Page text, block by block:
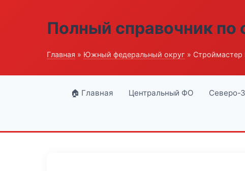
Полный справочник по
Главная » Южный федеральный округ »
🏠 Главная Центральный ФО Северо-